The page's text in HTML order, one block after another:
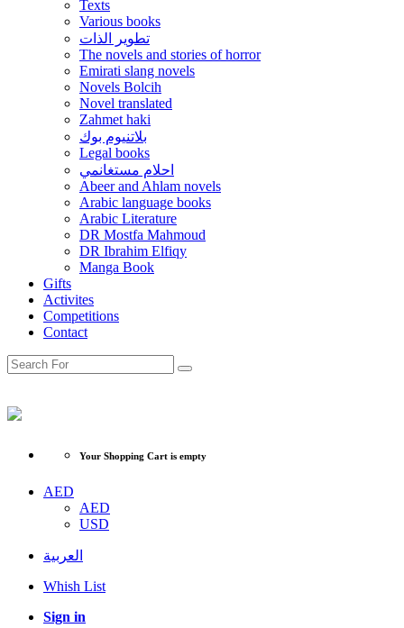
Texts
Various books
تطوير الذات
The novels and stories of horror
Emirati slang novels
Novels Bolcih
Novel translated
Zahmet haki
بلاتنيوم بوك
Legal books
احلام مستغانمي
Abeer and Ahlam novels
Arabic language books
Arabic Literature
DR Mostfa Mahmoud
DR Ibrahim Elfiqy
Manga Book
Gifts
Activites
Competitions
Contact
Your Shopping Cart is empty
AED
AED
USD
العربية
Whish List
Sign in